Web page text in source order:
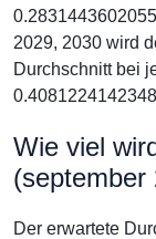
2029, 2030 wird
Durchschnitt bei
Wie viel
(september
Der erwartete